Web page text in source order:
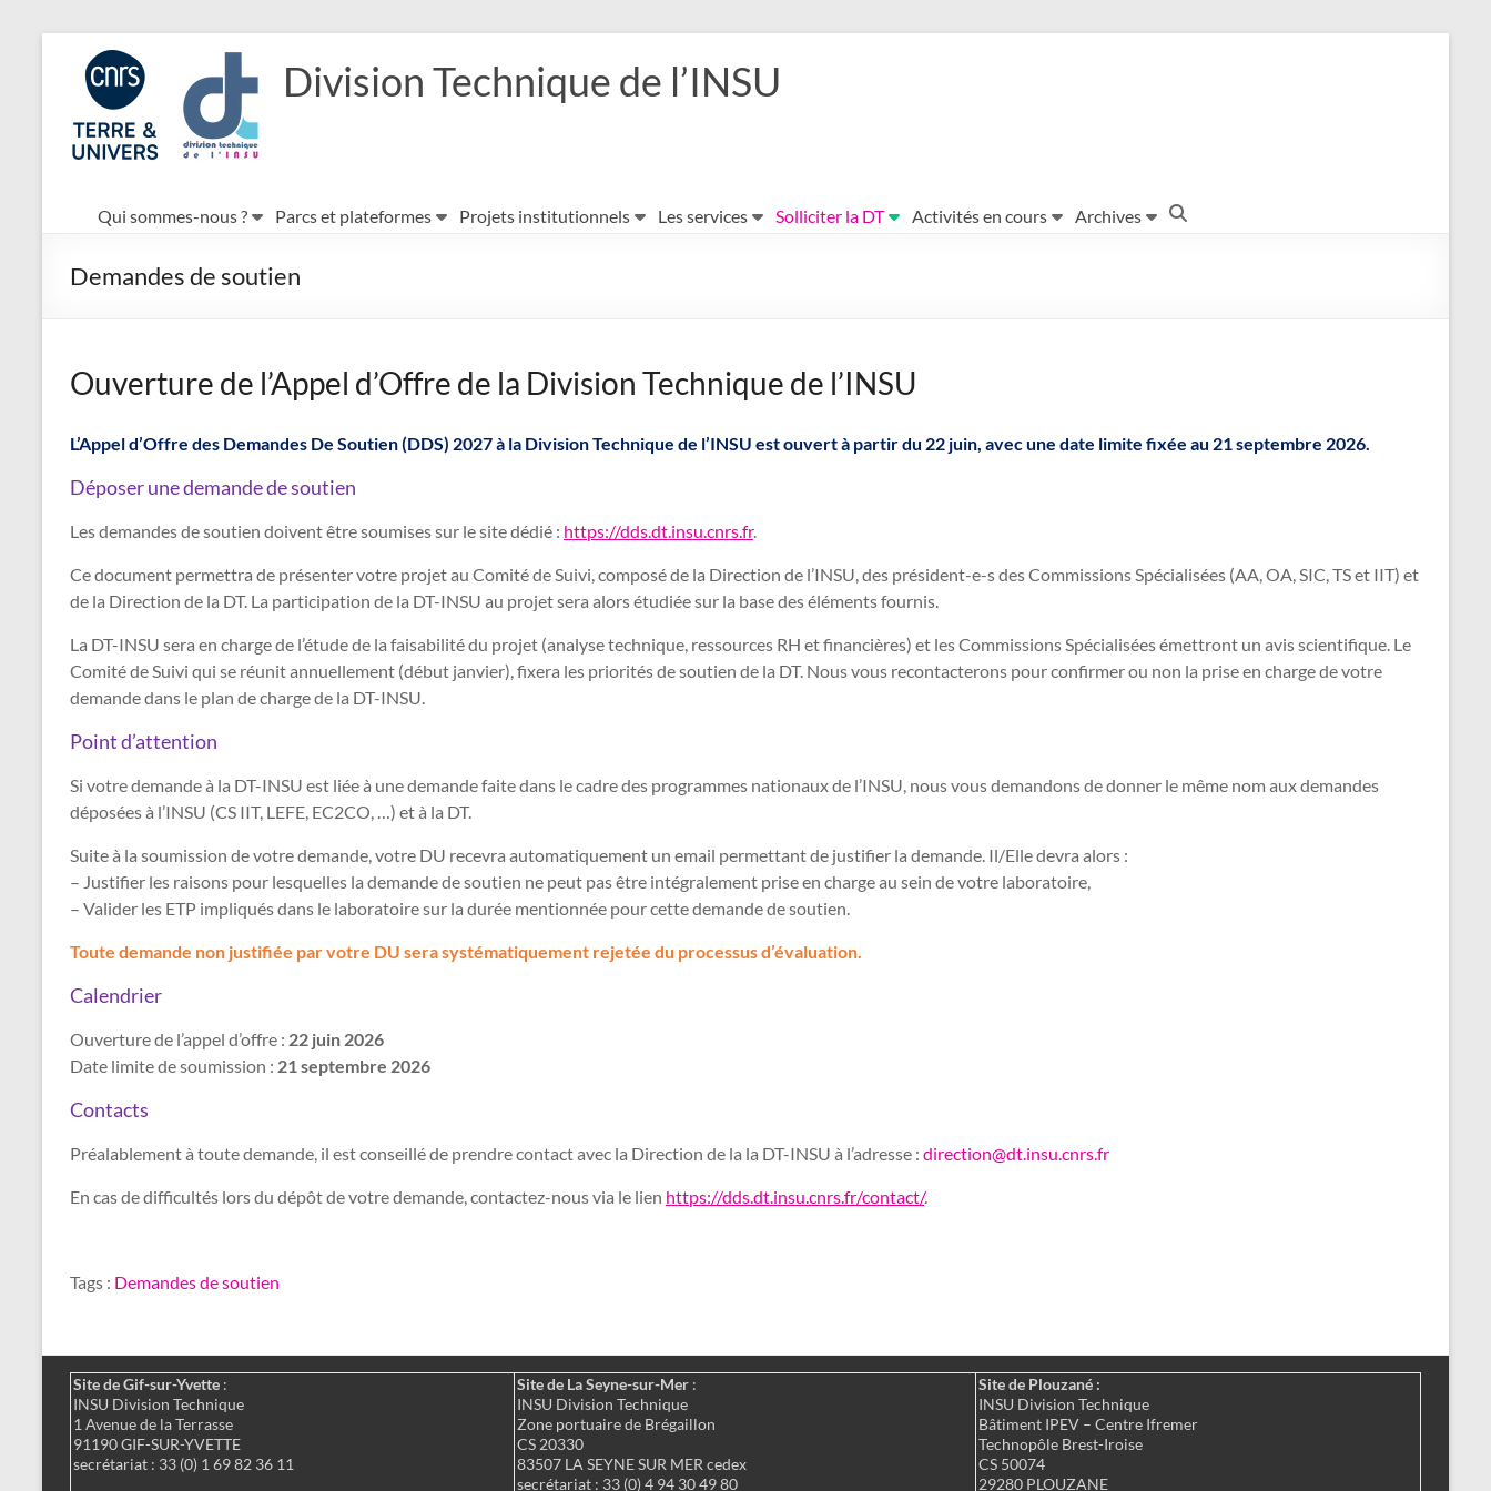
contenu
Division Technique de l’INSU
Qui sommes-nous ? Parcs et plateformes Projets institutionnels Les services Solliciter la DT Activités en cours Archives
Demandes de soutien
Ouverture de l’Appel d’Offre de la Division Technique de l’INSU
L’Appel d’Offre des Demandes De Soutien (DDS) 2027 à la Division Technique de l’INSU est ouvert à partir du 22 juin, avec une date limite fixée au 21 septembre 2026.
Déposer une demande de soutien
Les demandes de soutien doivent être soumises sur le site dédié : https://dds.dt.insu.cnrs.fr.
Ce document permettra de présenter votre projet au Comité de Suivi, composé de la Direction de l’INSU, des président-e-s des Commissions Spécialisées (AA, OA, SIC, TS et IIT) et
de la Direction de la DT. La participation de la DT-INSU au projet sera alors étudiée sur la base des éléments fournis.
La DT-INSU sera en charge de l’étude de la faisabilité du projet (analyse technique, ressources RH et financières) et les Commissions Spécialisées émettront un avis scientifique. Le
Comité de Suivi qui se réunit annuellement (début janvier), fixera les priorités de soutien de la DT. Nous vous recontacterons pour confirmer ou non la prise en charge de votre
demande dans le plan de charge de la DT-INSU.
Point d’attention
Si votre demande à la DT-INSU est liée à une demande faite dans le cadre des programmes nationaux de l’INSU, nous vous demandons de donner le même nom aux demandes
déposées à l’INSU (CS IIT, LEFE, EC2CO, …) et à la DT.
Suite à la soumission de votre demande, votre DU recevra automatiquement un email permettant de justifier la demande. Il/Elle devra alors :
– Justifier les raisons pour lesquelles la demande de soutien ne peut pas être intégralement prise en charge au sein de votre laboratoire,
– Valider les ETP impliqués dans le laboratoire sur la durée mentionnée pour cette demande de soutien.
Toute demande non justifiée par votre DU sera systématiquement rejetée du processus d’évaluation.
Calendrier
Ouverture de l’appel d’offre : 22 juin 2026
Date limite de soumission : 21 septembre 2026
Contacts
Préalablement à toute demande, il est conseillé de prendre contact avec la Direction de la la DT-INSU à l’adresse : direction@dt.insu.cnrs.fr
En cas de difficultés lors du dépôt de votre demande, contactez-nous via le lien https://dds.dt.insu.cnrs.fr/contact/.
Tags : Demandes de soutien
Site de Gif-sur-Yvette :
INSU Division Technique
1 Avenue de la Terrasse
91190 GIF-SUR-YVETTE
secrétariat : 33 (0) 1 69 82 36 11
Site de La Seyne-sur-Mer :
INSU Division Technique
Zone portuaire de Brégaillon
CS 20330
83507 LA SEYNE SUR MER cedex
secrétariat : 33 (0) 4 94 30 49 80
Site de Plouzané :
INSU Division Technique
Bâtiment IPEV – Centre Ifremer
Technopôle Brest-Iroise
CS 50074
29280 PLOUZANE